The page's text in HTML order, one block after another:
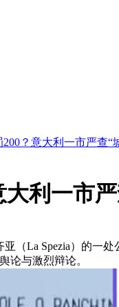
？意大利一市严查“
利一市
（La Spezia）的一
论与激烈辩论。